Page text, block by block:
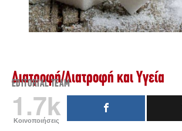
Διατροφή/Διατροφή και Υγεία
EDITORIAL TEAM
1.7k
Κοινοποιήσεις